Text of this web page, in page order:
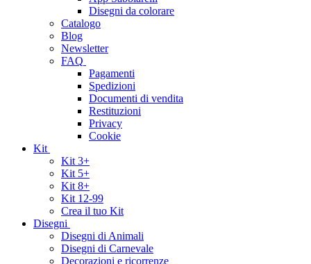
Disegni da colorare
Catalogo
Blog
Newsletter
FAQ
Pagamenti
Spedizioni
Documenti di vendita
Restituzioni
Privacy
Cookie
Kit
Kit 3+
Kit 5+
Kit 8+
Kit 12-99
Crea il tuo Kit
Disegni
Disegni di Animali
Disegni di Carnevale
Decorazioni e ricorrenze